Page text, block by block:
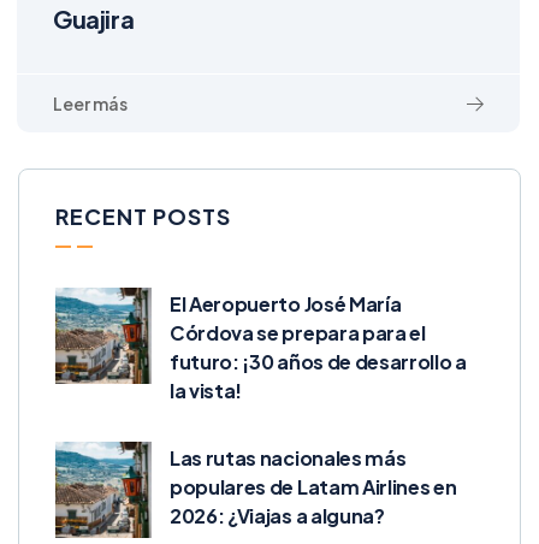
Guajira
RECENT POSTS
El Aeropuerto José María
Córdova se prepara para el
futuro: ¡30 años de desarrollo a
la vista!
Las rutas nacionales más
populares de Latam Airlines en
2026: ¿Viajas a alguna?